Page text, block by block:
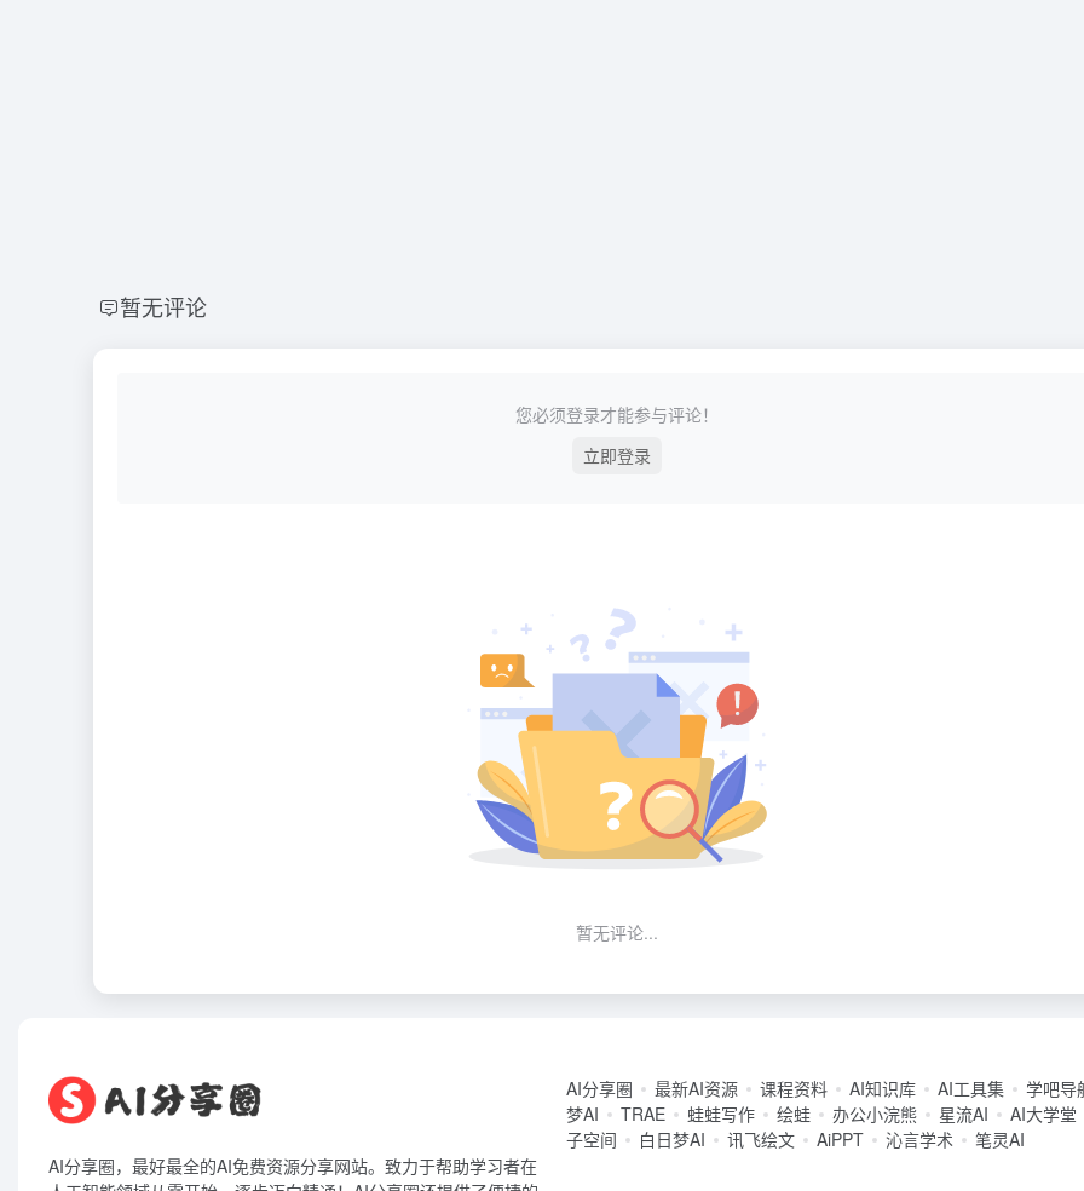
暂无评论
您必须登录才能参与评论！
立即登录
暂无评论...
AI分享圈，最好最全的AI免费资源分享网站。致力于帮助学习者在
AI分享圈 最新AI资源 课程资料 AI知识库 AI工具集 学吧导
梦AI
TRAE 蛙蛙写作 绘蛙 办公小浣熊 星流AI AI大学堂
子空间
白日梦AI 讯飞绘文 AiPPT 沁言学术 笔灵AI